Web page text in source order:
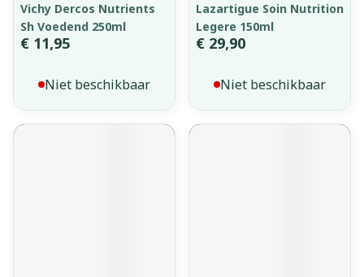
Vichy Dercos Nutrients
Sh Voedend 250ml
€ 11,95
Niet beschikbaar
Lazartigue Soin Nutrition
Legere 150ml
€ 29,90
Niet beschikbaar